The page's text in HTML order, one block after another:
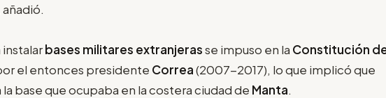
añadió.
bases militares extranjerasse impuso en la Constitución
el entonces presidente Correa(2007-2017), lo que implicó que
base que ocupaba en la costera ciudad de Manta.